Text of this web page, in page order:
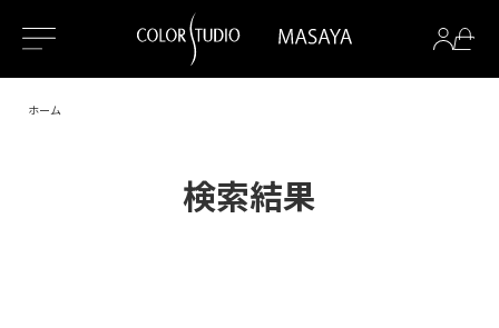
ホーム
検索結果